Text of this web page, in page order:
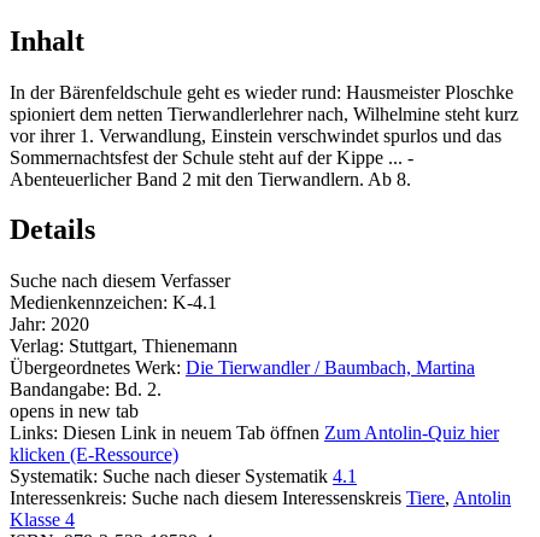
Inhalt
In der Bärenfeldschule geht es wieder rund: Hausmeister Ploschke
spioniert dem netten Tierwandlerlehrer nach, Wilhelmine steht kurz
vor ihrer 1. Verwandlung, Einstein verschwindet spurlos und das
Sommernachtsfest der Schule steht auf der Kippe ... -
Abenteuerlicher Band 2 mit den Tierwandlern. Ab 8.
Details
Suche nach diesem Verfasser
Medienkennzeichen: K-4.1
Jahr: 2020
Verlag: Stuttgart, Thienemann
Übergeordnetes Werk: Die Tierwandler / Baumbach, Martina
Bandangabe: Bd. 2.
opens in new tab
Links: Diesen Link in neuem Tab öffnen Zum Antolin-Quiz hier
klicken (E-Ressource)
Systematik: Suche nach dieser Systematik 4.1
Interessenkreis: Suche nach diesem Interessenskreis Tiere, Antolin
Klasse 4